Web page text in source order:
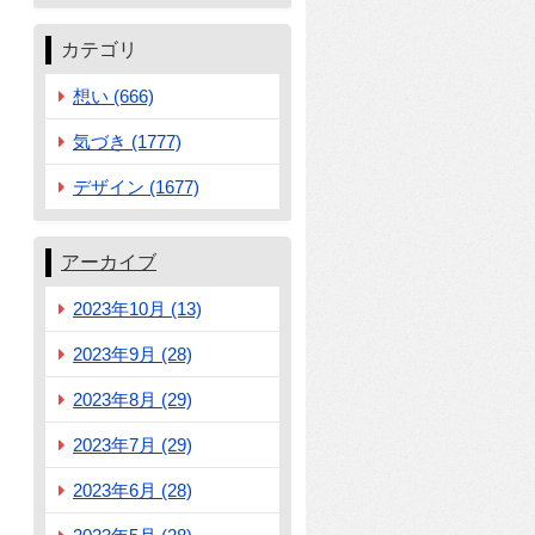
カテゴリ
想い (666)
気づき (1777)
デザイン (1677)
アーカイブ
2023年10月 (13)
2023年9月 (28)
2023年8月 (29)
2023年7月 (29)
2023年6月 (28)